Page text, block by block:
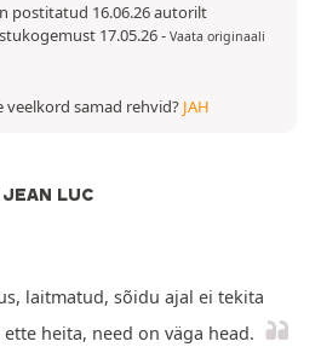
postitatud 16.06.26 autorilt
17.05.26- Vaata originaali
veelkord samad rehvid? JAH
LUC
laitmatud, sõidu ajal ei tekita
heita, need on väga head.